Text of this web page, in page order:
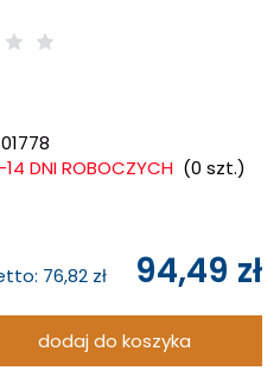
DNI ROBOCZYCH (0 szt.)
76,82 zł 94,49 zł
dodaj do koszyka